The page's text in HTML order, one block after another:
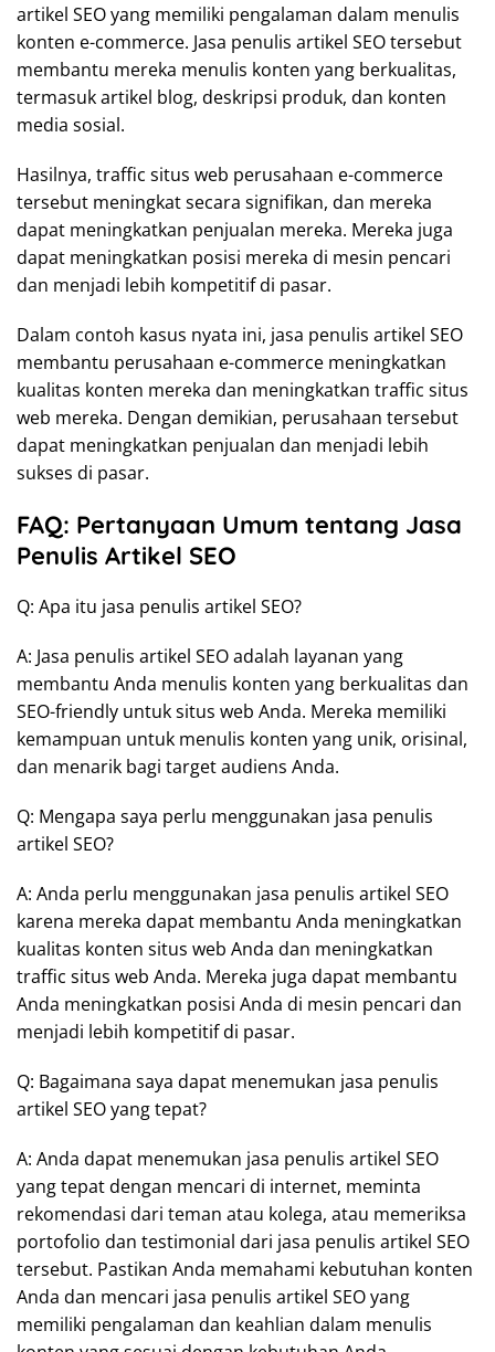
artikel SEO yang memiliki pengalaman dalam menulis
konten e-commerce. Jasa penulis artikel SEO tersebut
membantu mereka menulis konten yang berkualitas,
termasuk artikel blog, deskripsi produk, dan konten
media sosial.
Hasilnya, traffic situs web perusahaan e-commerce
tersebut meningkat secara signifikan, dan mereka
dapat meningkatkan penjualan mereka. Mereka juga
dapat meningkatkan posisi mereka di mesin pencari
dan menjadi lebih kompetitif di pasar.
Dalam contoh kasus nyata ini, jasa penulis artikel SEO
membantu perusahaan e-commerce meningkatkan
kualitas konten mereka dan meningkatkan traffic situs
web mereka. Dengan demikian, perusahaan tersebut
dapat meningkatkan penjualan dan menjadi lebih
sukses di pasar.
FAQ: Pertanyaan Umum tentang Jasa
Penulis Artikel SEO
Q: Apa itu jasa penulis artikel SEO?
A: Jasa penulis artikel SEO adalah layanan yang
membantu Anda menulis konten yang berkualitas dan
SEO-friendly untuk situs web Anda. Mereka memiliki
kemampuan untuk menulis konten yang unik, orisinal,
dan menarik bagi target audiens Anda.
Q: Mengapa saya perlu menggunakan jasa penulis
artikel SEO?
A: Anda perlu menggunakan jasa penulis artikel SEO
karena mereka dapat membantu Anda meningkatkan
kualitas konten situs web Anda dan meningkatkan
traffic situs web Anda. Mereka juga dapat membantu
Anda meningkatkan posisi Anda di mesin pencari dan
menjadi lebih kompetitif di pasar.
Q: Bagaimana saya dapat menemukan jasa penulis
artikel SEO yang tepat?
A: Anda dapat menemukan jasa penulis artikel SEO
yang tepat dengan mencari di internet, meminta
rekomendasi dari teman atau kolega, atau memeriksa
portofolio dan testimonial dari jasa penulis artikel SEO
tersebut. Pastikan Anda memahami kebutuhan konten
Anda dan mencari jasa penulis artikel SEO yang
memiliki pengalaman dan keahlian dalam menulis